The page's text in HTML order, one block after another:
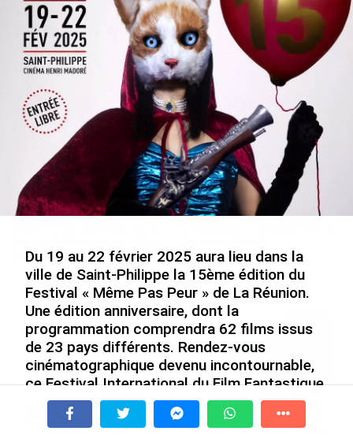
Avec VEENI, le Guadeloupéen Yanis Foy entend
participer au développement touristique des
Outre-mer
le 06/08/2026
Après 5 ans à la SARA aux
Antilles, Olivier Cotta prend
Produits Pétroliers
le 05/08/2026
En juin 2026, les prix à la
consommation diminuent à
le 04/08/2026
INTERVIEW. À Wallis-et-Futuna, un
tourisme authentique et durable en
plein essor...
le 04/08/2026
Prix à la consommation en juin 2026 :
progression en Guadeloupe, recul en
À la une Tv Radio A Propos
Du 19 au 22 février 2025 aura lieu dans la
ville de Saint-Philippe la 15ème édition du
Festival « Même Pas Peur » de La Réunion.
Une édition anniversaire, dont la
programmation comprendra 62 films issus
de 23 pays différents. Rendez-vous
cinématographique devenu incontournable,
ce Festival International du Film Fantastique
est un espace unique où l’imagination prend
le pouvoir, bouscule les codes pour